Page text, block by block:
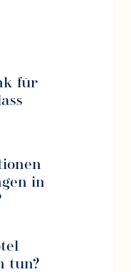
für
in
tun?